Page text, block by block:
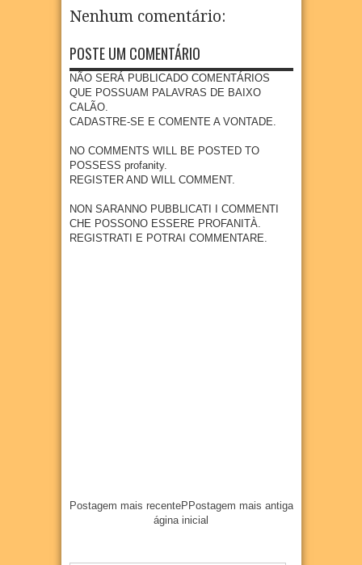
LOUR
ENÇO
Loure
a fé,
tradiç
ão e
cultur
a na
comu
nidad
e
quilo
mbola
de
Goian
a
Nenhum comentário:
POSTE UM COMENTÁRIO
NÃO SERÁ PUBLICADO COMENTÁRIOS
QUE POSSUAM PALAVRAS DE BAIXO
CALÃO.
CADASTRE-SE E COMENTE A VONTADE.
NO COMMENTS WILL BE POSTED TO
POSSESS profanity.
REGISTER AND WILL COMMENT.
NON SARANNO PUBBLICATI I COMMENTI
CHE POSSONO ESSERE PROFANITÀ.
REGISTRATI E POTRAI COMMENTARE.
Postagem mais recente Postagem mais antiga
P
ágina inicial